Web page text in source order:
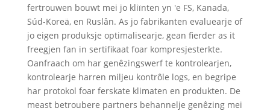
fertrouwen bouwt mei jo kliïnten yn 'e FS, Kanada,
Súd-Koreä, en Ruslân. As jo ​​fabrikanten evaluearje of
jo eigen produksje optimalisearje, gean fierder as it
freegjen fan in sertifikaat foar kompresjesterkte.
Oanfraach om har genêzingswerf te kontrolearjen,
kontrolearje harren miljeu kontrôle logs, en begripe
har protokol foar ferskate klimaten en produkten. De
meast betroubere partners behannelje genêzing mei